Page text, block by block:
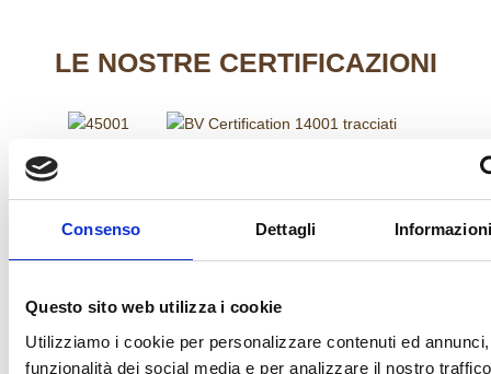
Consenso Dettagli
Questo sito web utilizza i cookie
Utilizziamo i cookie per personalizzare contenuti ed
funzionalità dei social media e per analizzare il nostro
LE NOSTRE CERTIFICAZIONI
FINANZIAMENTI